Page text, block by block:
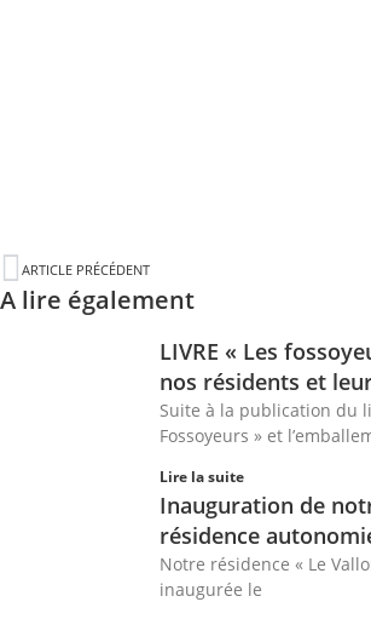
ARTICLE PRÉCÉDENT
A lire également
LIVRE « Les
nos résidents et
Suite à la publication du
Fossoyeurs » et
Lire la suite
Inauguration de
résidence
Notre résidence « Le
inaugurée le